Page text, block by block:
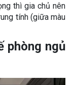
thì gia chủ nên
tính (giữa màu
phòng ngủ